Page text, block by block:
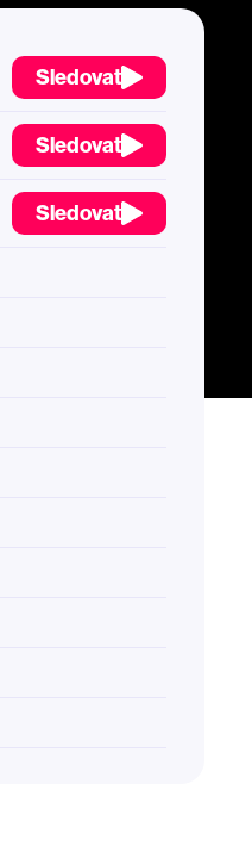
Sledovat
Sledovat
Sledovat